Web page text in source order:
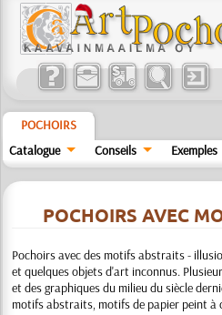
POCHOIRS
Catalogue
Conseils Exemples
POCHOIRS AVEC
Pochoirs avec des motifs abstraits -
et quelques objets d'art inconnus.
et des graphiques du milieu du siècle
motifs abstraits, motifs de papier peint à